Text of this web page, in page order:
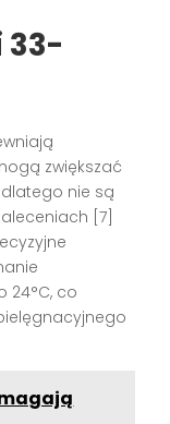
33-
zwiększać
nie są
[7]
24°C, co